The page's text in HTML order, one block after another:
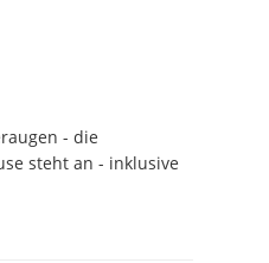
- die
steht an - inklusive